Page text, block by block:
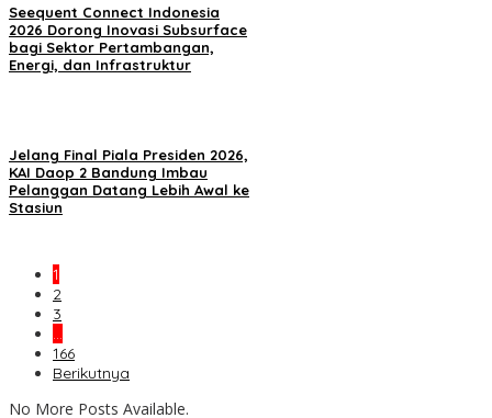
Seequent Connect Indonesia
2026 Dorong Inovasi Subsurface
bagi Sektor Pertambangan,
Energi, dan Infrastruktur
Jelang Final Piala Presiden 2026,
KAI Daop 2 Bandung Imbau
Pelanggan Datang Lebih Awal ke
Stasiun
1
2
3
…
166
Berikutnya
No More Posts Available.